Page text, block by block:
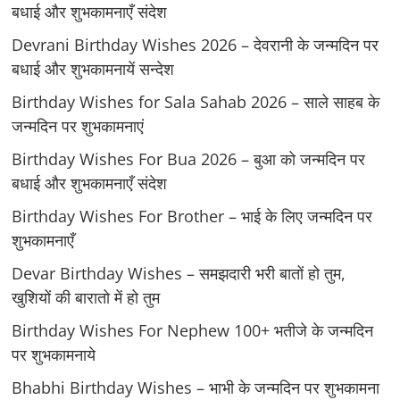
बधाई और शुभकामनाएँ संदेश
Devrani Birthday Wishes 2026 – देवरानी के जन्मदिन पर
बधाई और शुभकामनायें सन्देश
Birthday Wishes for Sala Sahab 2026 – साले साहब के
जन्मदिन पर शुभकामनाएं
Birthday Wishes For Bua 2026 – बुआ को जन्मदिन पर
बधाई और शुभकामनाएँ संदेश
Birthday Wishes For Brother – भाई के लिए जन्मदिन पर
शुभकामनाएँ
Devar Birthday Wishes – समझदारी भरी बातों हो तुम,
खुशियों की बारातो में हो तुम
Birthday Wishes For Nephew 100+ भतीजे के जन्मदिन
पर शुभकामनाये
Bhabhi Birthday Wishes – भाभी के जन्मदिन पर शुभकामना